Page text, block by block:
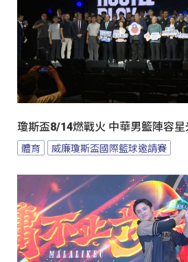
瓊斯盃8/14燃戰火 中華男籃陣容星
體育 威廉瓊斯盃國際籃球邀請賽